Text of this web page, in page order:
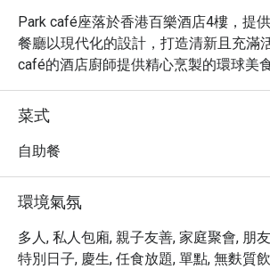
Park café座落於香港百樂酒店4樓，提
餐廳以現代化的設計，打造清新且充滿
café的酒店廚師提供精心烹製的環球美
鮮、沙律、壽司刺身、烤肉、各款即叫
等，款式琳瑯滿目，為您帶來高級的味
造舒適愜意的餐飲體驗。
氛圍：休閒餐飲、家庭聚會、商務會議
約會、友善、酒店
菜式
自助餐
環境氣氛
多人, 私人包廂, 親子友善, 家庭聚會, 朋
特別日子, 慶生, 任食放題, 單點, 無麩質